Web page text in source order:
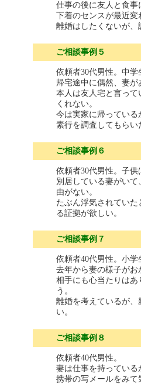
仕事の後に友人と食
下着のセンスが最近
離婚はしたくないが
ご相談事例５
依頼者30代男性。中
帰宅途中に偶然、妻
本人は友人宅と言っ
くれない。
今は実家に帰ってい
素行を調査してもらい
ご相談事例６
依頼者30代男性。子
別居している妻がい
由がない。
たぶん浮気されてい
る証拠が欲しい。
ご相談事例７
依頼者40代男性。小
去年から妻の様子が
相手にも心当たりは
う。
離婚を考えているが
い。
ご相談事例８
依頼者40代男性。
妻は仕事を持ってい
携帯の写メールをみ